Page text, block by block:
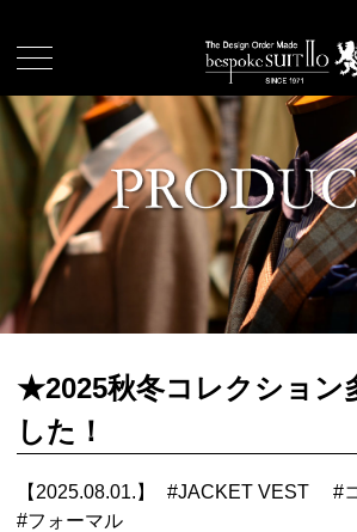
★2025秋冬コレクション
した！
【2025.08.01.】 #JACKET VEST #
#フォーマル